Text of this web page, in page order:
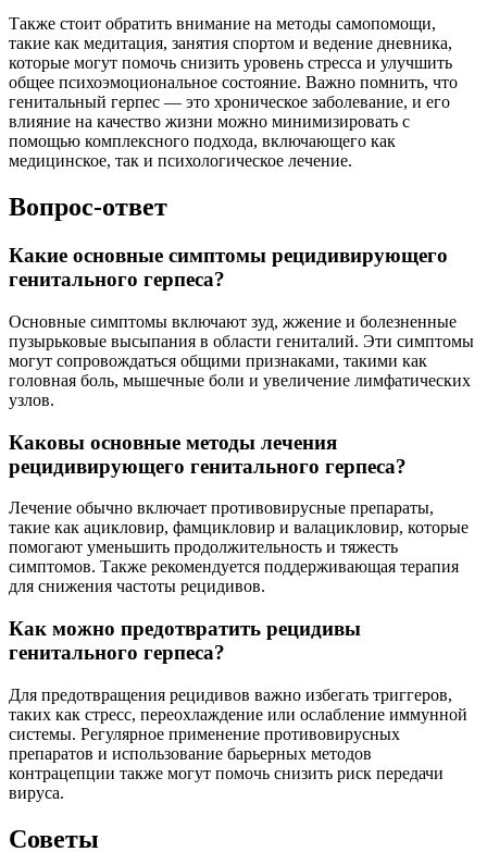
Также стоит обратить внимание на методы самопомощи,
такие как медитация, занятия спортом и ведение дневника,
которые могут помочь снизить уровень стресса и улучшить
общее психоэмоциональное состояние. Важно помнить, что
генитальный герпес — это хроническое заболевание, и его
влияние на качество жизни можно минимизировать с
помощью комплексного подхода, включающего как
медицинское, так и психологическое лечение.
Вопрос-ответ
Какие основные симптомы рецидивирующего
генитального герпеса?
Основные симптомы включают зуд, жжение и болезненные
пузырьковые высыпания в области гениталий. Эти симптомы
могут сопровождаться общими признаками, такими как
головная боль, мышечные боли и увеличение лимфатических
узлов.
Каковы основные методы лечения
рецидивирующего генитального герпеса?
Лечение обычно включает противовирусные препараты,
такие как ацикловир, фамцикловир и валацикловир, которые
помогают уменьшить продолжительность и тяжесть
симптомов. Также рекомендуется поддерживающая терапия
для снижения частоты рецидивов.
Как можно предотвратить рецидивы
генитального герпеса?
Для предотвращения рецидивов важно избегать триггеров,
таких как стресс, переохлаждение или ослабление иммунной
системы. Регулярное применение противовирусных
препаратов и использование барьерных методов
контрацепции также могут помочь снизить риск передачи
вируса.
Советы